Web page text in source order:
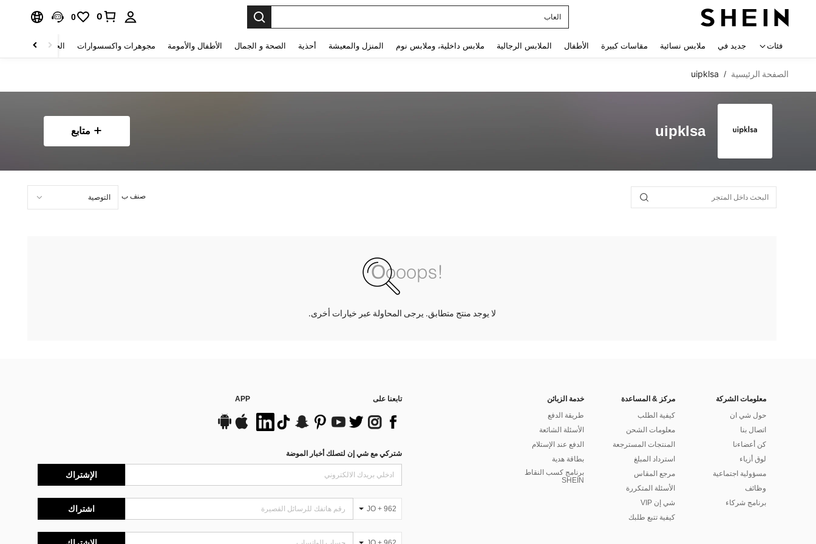
العاب
0
0
فئات جديد في ملابس نسائية مقاسات كبيرة الأطفال الملابس الرجالية ملابس داخلية، وملابس نوم المنزل والمعيشة أحذية الصحة و الجمال الأطفال والأمومة مجوهرات واكسسوارات الحقائب والأمتعة
الصفحة الرئيسية /
uipklsa
uipklsa متابع
صنف ب
لا يوجد منتج متطابق. يرجى المحاولة عبر خيارات أخرى.
معلومات الشركة
حول شي ان
اتصال بنا
كن أعضاءنا
لوق أزياء
مسؤولية اجتماعية
وظائف
برنامج شركاء
مركز & المساعدة
كيفية الطلب
معلومات الشحن
المنتجات المسترجعة
استرداد المبلغ
مرجع المقاس
الأسئلة المتكررة
شي إن VIP
كيفية تتبع طلبك
خدمة الزبائن
طريقة الدفع
الأسئلة الشائعة
الدفع عند الإستلام
بطاقة هدية
برنامج كسب النقاط
SHEIN
تابعنا على APP
شتركي مع شي إن لتصلك أخبار الموضة
الإشتراك
JO + 962 اشتراك